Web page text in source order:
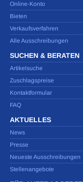
Online-Konto
Bieten
Verkaufsverfahren
Alle Ausschreibungen
SUCHEN & BERATEN
Artikelsuche
Zuschlagspreise
Kontaktformular
FAQ
AKTUELLES
News
Presse
Neueste Ausschreibungen
Stellenangebote